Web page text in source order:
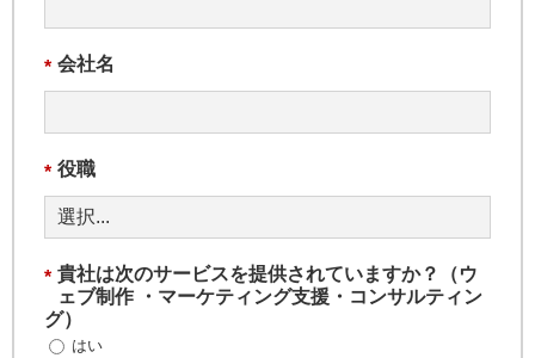
* 会社名
* 役職
* 貴社は次のサービスを提供されていますか？（ウ
ェブ制作 ・マーケティング支援・コンサルティン
グ）
はい